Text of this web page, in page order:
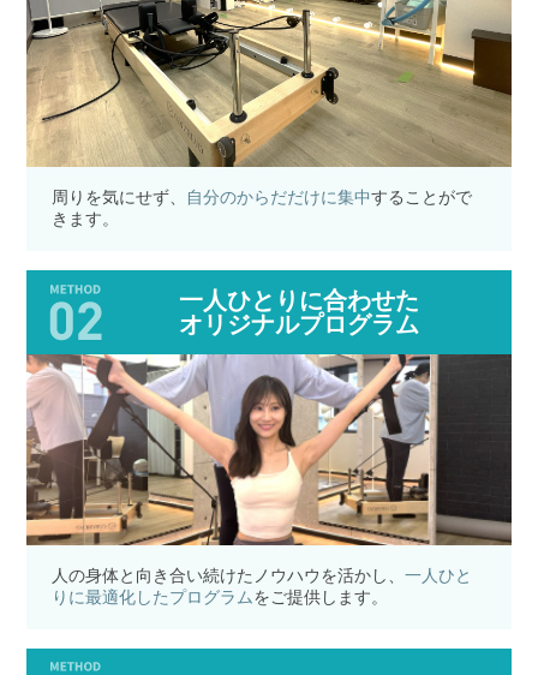
周りを気にせず、 自分のからだだけに集中することがで
きます。
一人ひとりに合わせた
オリジナルプログラム
人の身体と向き合い続けたノウハウを活かし、 一人ひと
りに最適化したプログラムをご提供します。